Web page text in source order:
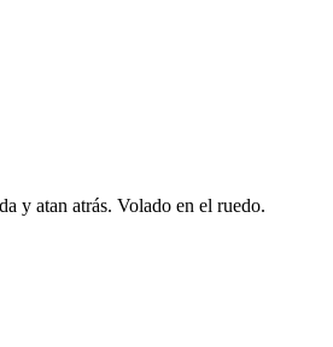
y atan atrás. Volado en el ruedo.